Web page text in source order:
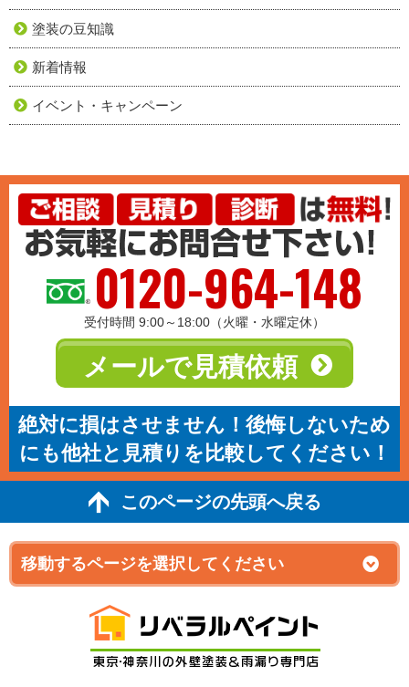
塗装の豆知識
新着情報
イベント・キャンペーン
0120-964-148
受付時間 9:00～18:00（火曜・水曜定休）
メールで見積依頼
絶対に損はさせません！後悔しないため
にも他社と見積りを比較してください！
このページの先頭へ戻る